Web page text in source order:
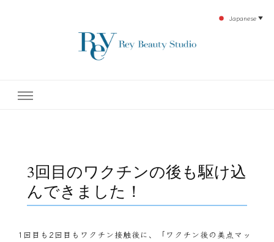
テ開設45年の実績を誇る本格エステだからこそ、お客様が必ず満足してもらえるこ
3回目のワクチンの後も駆け込
んできました！
1回目も2回目もワクチン接触後に、「ワクチン後の美点マッ
Japanese ▼